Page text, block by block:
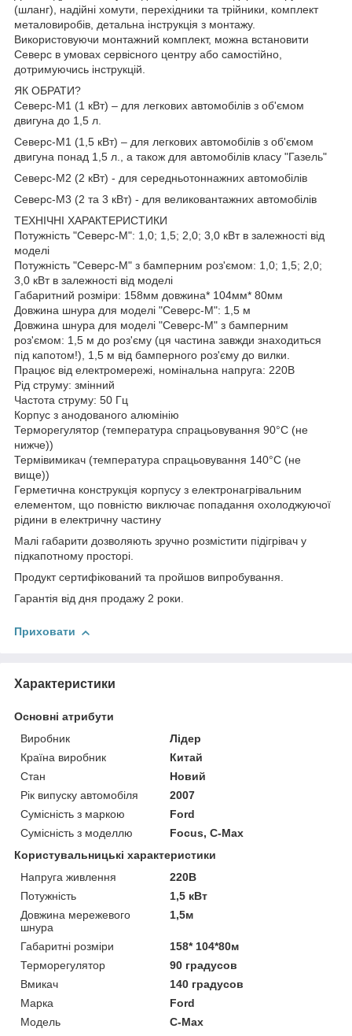
(шланг), надійні хомути, перехідники та трійники, комплект
металовиробів, детальна інструкція з монтажу.
Використовуючи монтажний комплект, можна встановити
Северс в умовах сервісного центру або самостійно,
дотримуючись інструкцій.
ЯК ОБРАТИ?
Северс-М1 (1 кВт) – для легкових автомобілів з об'ємом
двигуна до 1,5 л.
Северс-М1 (1,5 кВт) – для легкових автомобілів з об'ємом
двигуна понад 1,5 л., а також для автомобілів класу "Газель"
Северс-М2 (2 кВт) - для середньотоннажних автомобілів
Северс-М3 (2 та 3 кВт) - для великовантажних автомобілів
ТЕХНІЧНІ ХАРАКТЕРИСТИКИ
Потужність "Северс-М": 1,0; 1,5; 2,0; 3,0 кВт в залежності від
моделі
Потужність "Северс-М" з бамперним роз'ємом: 1,0; 1,5; 2,0;
3,0 кВт в залежності від моделі
Габаритний розміри: 158мм довжина* 104мм* 80мм
Довжина шнура для моделі "Северс-М": 1,5 м
Довжина шнура для моделі "Северс-М" з бамперним
роз'ємом: 1,5 м до роз'єму (ця частина завжди знаходиться
під капотом!), 1,5 м від бамперного роз'єму до вилки.
Працює від електромережі, номінальна напруга: 220В
Рід струму: змінний
Частота струму: 50 Гц
Корпус з анодованого алюмінію
Терморегулятор (температура спрацьовування 90°С (не
нижче))
Термівимикач (температура спрацьовування 140°С (не
вище))
Герметична конструкція корпусу з електронагрівальним
елементом, що повністю виключає попадання охолоджуючої
рідини в електричну частину
Малі габарити дозволяють зручно розмістити підігрівач у
підкапотному просторі.
Продукт сертифікований та пройшов випробування.
Гарантія від дня продажу 2 роки.
Приховати
Характеристики
Основні атрибути
Виробник
Лідер
Країна виробник
Китай
Стан
Новий
Рік випуску автомобіля
2007
Сумісність з маркою
Ford
Сумісність з моделлю
Focus, C-Max
Користувальницькі характеристики
Напруга живлення
220В
Потужність
1,5 кВт
Довжина мережевого
шнура
1,5м
Габаритні розміри
158* 104*80м
Терморегулятор
90 градусов
Вмикач
140 градусов
Марка
Ford
Модель
C-Max